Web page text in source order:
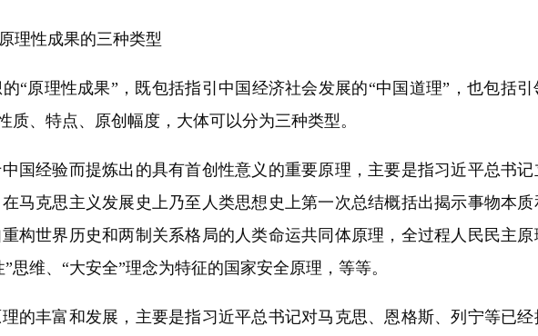
性成果的三种类型
理性成果”，既包括指引中国经济社会发展的“中国道理”，也包括引
质、特点、原创幅度，大体可以分为三种类型。
经验而提炼出的具有首创性意义的重要原理，主要是指习近平总书记
马克思主义发展史上乃至人类思想史上第一次总结概括出揭示事物本
构世界历史和两制关系格局的人类命运共同体原理，全过程人民民主原
维、“大安全”理念为特征的国家安全原理，等等。
丰富和发展，主要是指习近平总书记对马克思、恩格斯、列宁等已经